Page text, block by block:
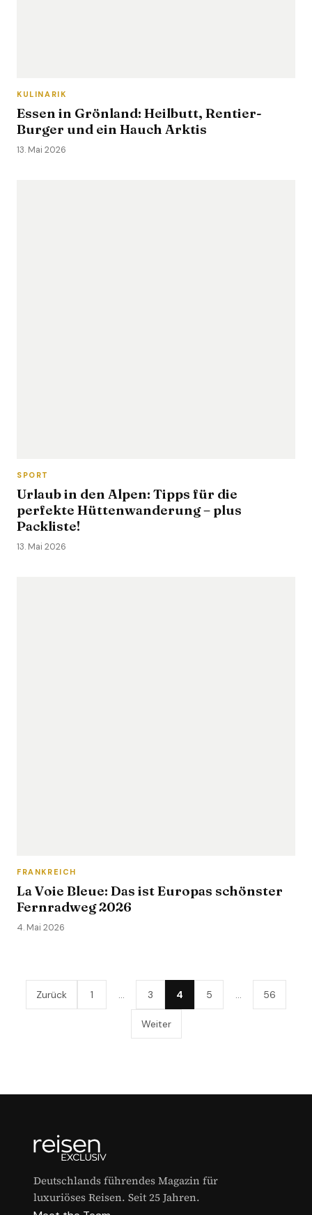
KULINARIK
Essen in Grönland: Heilbutt, Rentier-
Burger und ein Hauch Arktis
13. Mai 2026
SPORT
Urlaub in den Alpen: Tipps für die
perfekte Hüttenwanderung – plus
Packliste!
13. Mai 2026
FRANKREICH
La Voie Bleue: Das ist Europas schönster
Fernradweg 2026
4. Mai 2026
Zurück 1 3 4 5 56
Weiter
Deutschlands führendes Magazin für
luxuriöses Reisen. Seit 25 Jahren.